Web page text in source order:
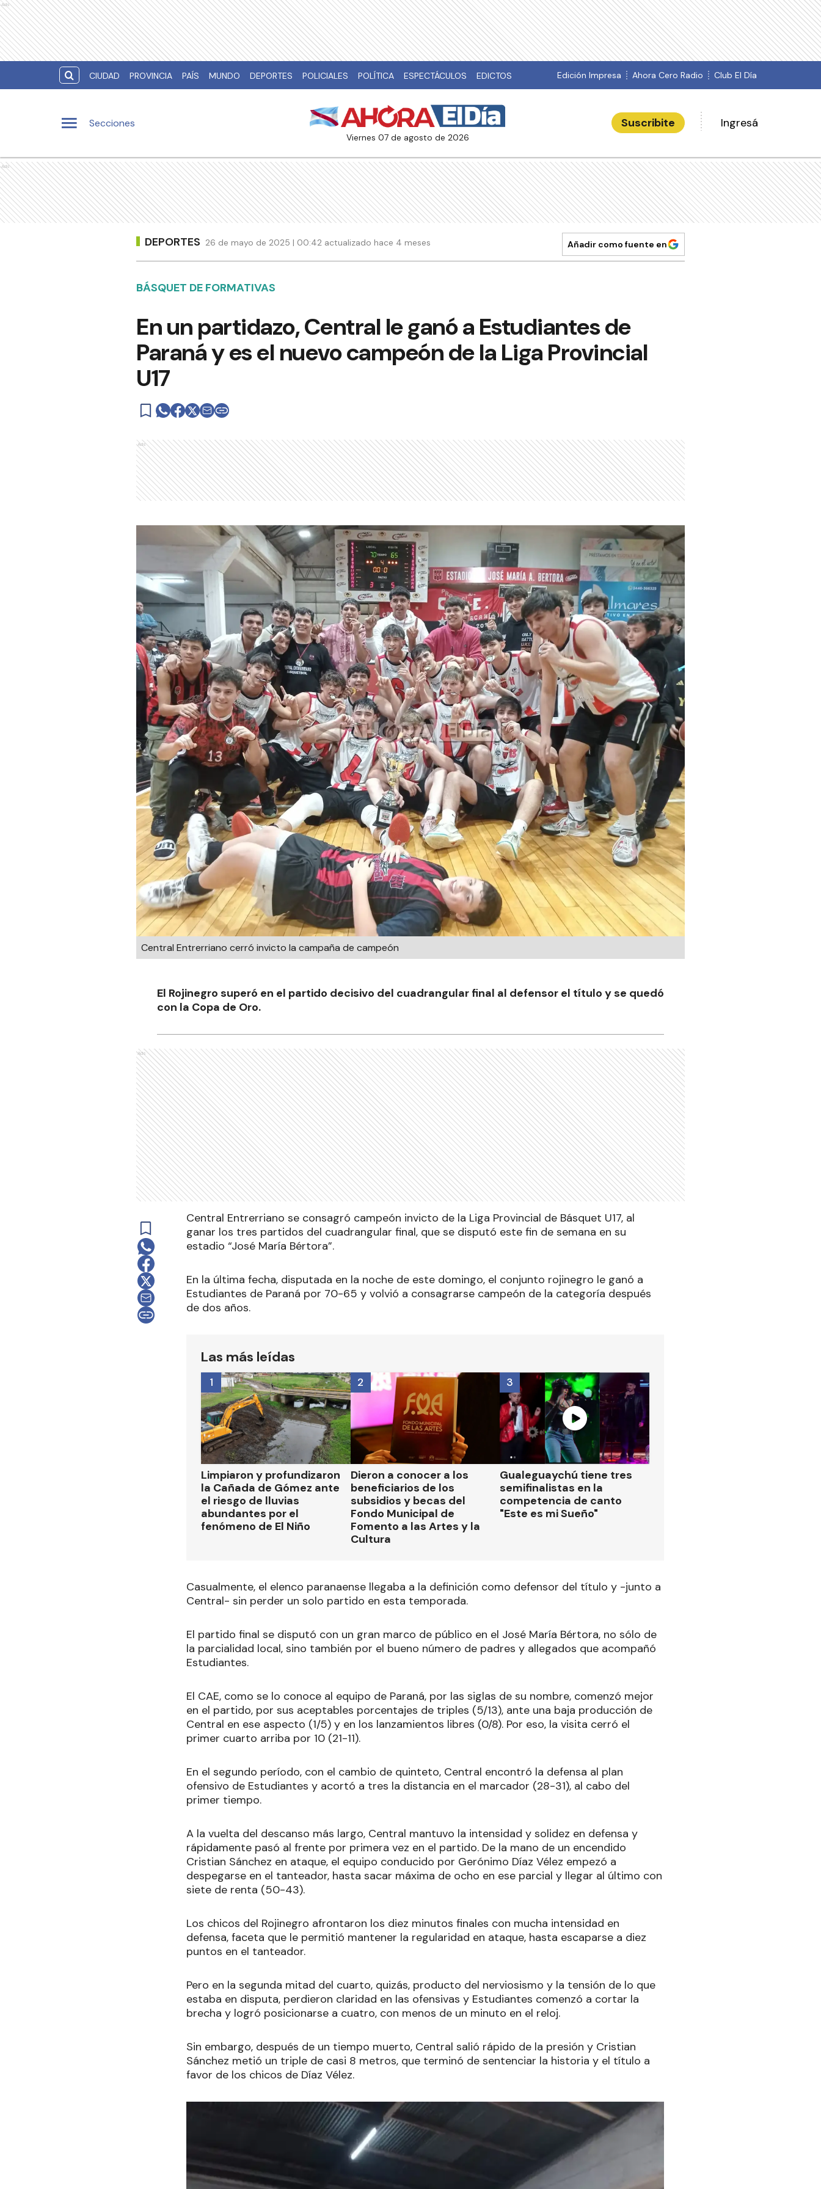
Ads
CIUDAD PROVINCIA PAÍS MUNDO DEPORTES POLICIALES POLÍTICA ESPECTÁCULOS EDICTOS Edición Impresa Ahora Cero Radio Club El Día
Secciones
viernes 07 de agosto de 2026
Suscribite Ingresá
Ads
DEPORTES 26 de mayo de 2025 | 00:42 actualizado hace 4 meses Añadir como fuente en
BÁSQUET DE FORMATIVAS
En un partidazo, Central le ganó a Estudiantes de
Paraná y es el nuevo campeón de la Liga Provincial
U17
Ads
Central Entrerriano cerró invicto la campaña de campeón
El Rojinegro superó en el partido decisivo del cuadrangular final al defensor el título y se quedó
con la Copa de Oro.
Ads
Central Entrerriano se consagró campeón invicto de la Liga Provincial de Básquet U17, al
ganar los tres partidos del cuadrangular final, que se disputó este fin de semana en su
estadio “José María Bértora”.
En la última fecha, disputada en la noche de este domingo, el conjunto rojinegro le ganó a
Estudiantes de Paraná por 70-65 y volvió a consagrarse campeón de la categoría después
de dos años.
Las más leídas
Limpiaron y profundizaron
la Cañada de Gómez ante
el riesgo de lluvias
abundantes por el
fenómeno de El Niño
1
Dieron a conocer a los
beneficiarios de los
subsidios y becas del
Fondo Municipal de
Fomento a las Artes y la
Cultura
2
Gualeguaychú tiene tres
semifinalistas en la
competencia de canto
"Este es mi Sueño"
3
Casualmente, el elenco paranaense llegaba a la definición como defensor del título y -junto a
Central- sin perder un solo partido en esta temporada.
El partido final se disputó con un gran marco de público en el José María Bértora, no sólo de
la parcialidad local, sino también por el bueno número de padres y allegados que acompañó
Estudiantes.
El CAE, como se lo conoce al equipo de Paraná, por las siglas de su nombre, comenzó mejor
en el partido, por sus aceptables porcentajes de triples (5/13), ante una baja producción de
Central en ese aspecto (1/5) y en los lanzamientos libres (0/8). Por eso, la visita cerró el
primer cuarto arriba por 10 (21-11).
En el segundo período, con el cambio de quinteto, Central encontró la defensa al plan
ofensivo de Estudiantes y acortó a tres la distancia en el marcador (28-31), al cabo del
primer tiempo.
A la vuelta del descanso más largo, Central mantuvo la intensidad y solidez en defensa y
rápidamente pasó al frente por primera vez en el partido. De la mano de un encendido
Cristian Sánchez en ataque, el equipo conducido por Gerónimo Díaz Vélez empezó a
despegarse en el tanteador, hasta sacar máxima de ocho en ese parcial y llegar al último con
siete de renta (50-43).
Los chicos del Rojinegro afrontaron los diez minutos finales con mucha intensidad en
defensa, faceta que le permitió mantener la regularidad en ataque, hasta escaparse a diez
puntos en el tanteador.
Pero en la segunda mitad del cuarto, quizás, producto del nerviosismo y la tensión de lo que
estaba en disputa, perdieron claridad en las ofensivas y Estudiantes comenzó a cortar la
brecha y logró posicionarse a cuatro, con menos de un minuto en el reloj.
Sin embargo, después de un tiempo muerto, Central salió rápido de la presión y Cristian
Sánchez metió un triple de casi 8 metros, que terminó de sentenciar la historia y el título a
favor de los chicos de Díaz Vélez.